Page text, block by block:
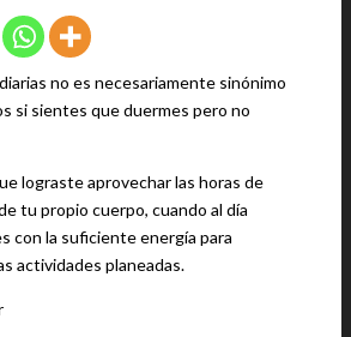
no es necesariamente sinónimo
si sientes que duermes pero no
lograste aprovechar las horas de
tu propio cuerpo, cuando al día
con la suficiente energía para
actividades planeadas.